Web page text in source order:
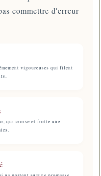
commettre d'erreur
vigoureuses qui filent
qui croise et frotte une